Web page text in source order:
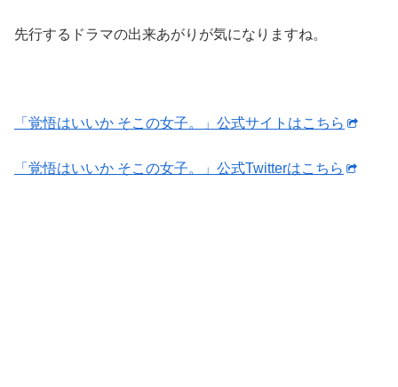
先行するドラマの出来あがりが気になりますね。
「覚悟はいいか そこの女子。」公式サイトはこちら
「覚悟はいいか そこの女子。」公式Twitterはこちら